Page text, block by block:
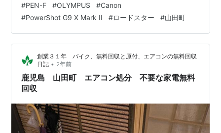
OLYMPUS PEN-F M.ZUIKO DIGITAL ED 12mm F2.0
f/5.6 SS1/640 ISO200 見に行ってみたいなぁと思ってい
た、大沢弁財天。 OLYMPUS PEN…
#PEN-F #OLYMPUS #Canon
#PowerShot G9 X Mark II #ロードスター #山田町
創業３１年 バイク、無料回収と原付、エアコンの無料回収
日記 • 2年前
鹿児島 山田町 エアコン処分 不要な家電無料
回収